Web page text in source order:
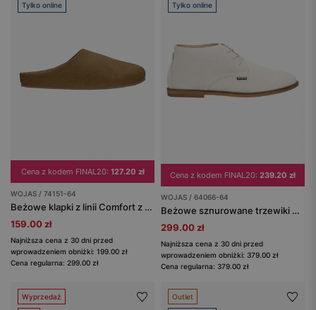
Tylko online
Cena z kodem FINAL20: 127.20 zł
WOJAS / 74151-64
Beżowe klapki z linii Comfort z dwoiny welurowej
159.00 zł
Najniższa cena z 30 dni przed
wprowadzeniem obniżki: 199.00 zł
Cena regularna: 299.00 zł
Tylko online
Cena z kodem FINAL20: 239.20 zł
WOJAS / 64066-64
Beżowe sznurowane trzewiki damskie z linii COMFORT
299.00 zł
Najniższa cena z 30 dni przed
wprowadzeniem obniżki: 379.00 zł
Cena regularna: 379.00 zł
Wyprzedaż Outlet